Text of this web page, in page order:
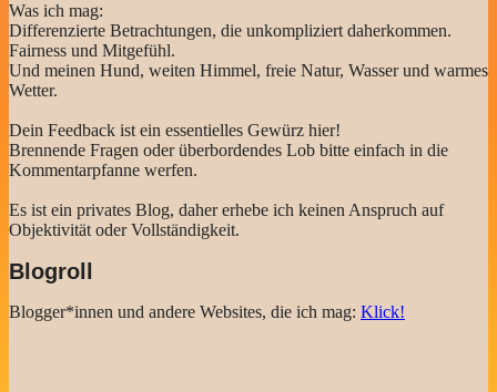
Was ich mag:
Differenzierte Betrachtungen, die unkompliziert daherkommen.
Fairness und Mitgefühl.
Und meinen Hund, weiten Himmel, freie Natur, Wasser und warmes
Wetter.
Dein Feedback ist ein essentielles Gewürz hier!
Brennende Fragen oder überbordendes Lob bitte einfach in die
Kommentarpfanne werfen.
Es ist ein privates Blog, daher erhebe ich keinen Anspruch auf
Objektivität oder Vollständigkeit.
Blogroll
Blogger*innen und andere Websites, die ich mag: Klick!